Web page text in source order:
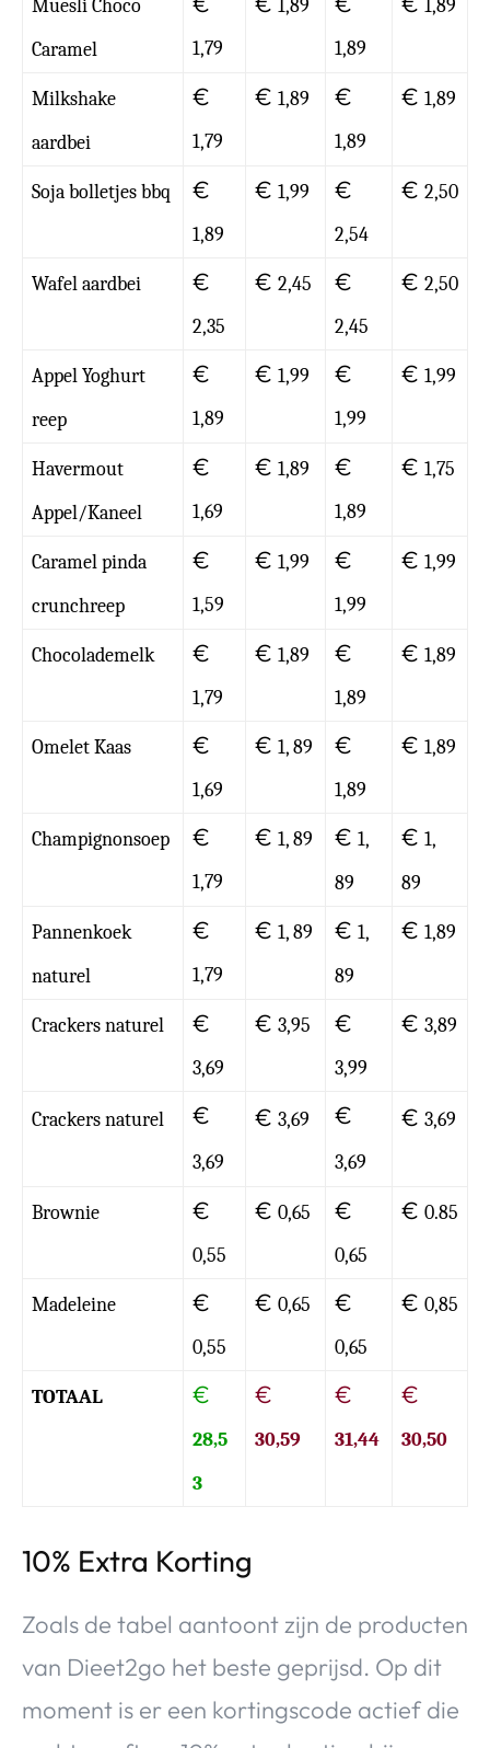
Muesli Choco
Caramel
1,79
1,89
1,89
1,89
Milkshake
aardbei
€
1,79
€ 1,89 €
1,89
€ 1,89
Soja bolletjes bbq €
1,89
€ 1,99 €
2,54
€ 2,50
Wafel aardbei €
2,35
€ 2,45 €
2,45
€ 2,50
Appel Yoghurt
reep
€
1,89
€ 1,99 €
1,99
€ 1,99
Havermout
Appel/Kaneel
€
1,69
€ 1,89 €
1,89
€ 1,75
Caramel pinda
crunchreep
€
1,59
€ 1,99 €
1,99
€ 1,99
Chocolademelk €
1,79
€ 1,89 €
1,89
€ 1,89
Omelet Kaas €
1,69
€ 1, 89 €
1,89
€ 1,89
Champignonsoep €
1,79
€ 1, 89 € 1,
89
€ 1,
89
Pannenkoek
naturel
€
1,79
€ 1, 89 € 1,
89
€ 1,89
Crackers naturel €
3,69
€ 3,95 €
3,99
€ 3,89
Crackers naturel €
3,69
€ 3,69 €
3,69
€ 3,69
Brownie €
0,55
€ 0,65 €
0,65
€ 0.85
Madeleine €
0,55
€ 0,65 €
0,65
€ 0,85
TOTAAL €
28,5
3
€
30,59
€
31,44
€
30,50
10% Extra Korting
Zoals de tabel aantoont zijn de producten
van Dieet2go het beste geprijsd. Op dit
moment is er een kortingscode actief die